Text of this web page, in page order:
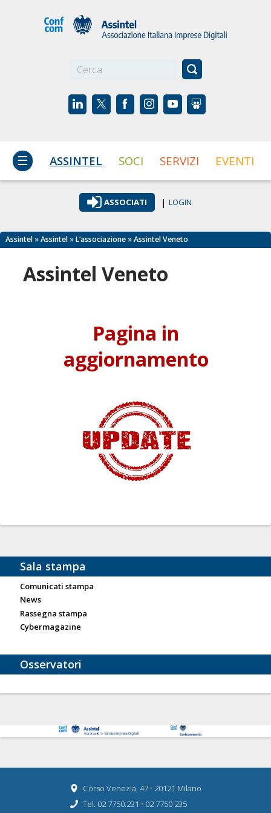
☰ ASSINTEL SOCI SERVIZI EVENTI
ASSOCIATI | LOGIN
Assintel »Assintel »L’associazione » Assintel Veneto
Assintel Veneto
Pagina in
aggiornamento
Sala stampa
Comunicati stampa
News
Rassegna stampa
Cybermagazine
Osservatori
Corso Venezia, 47 • 20121 Milano
Tel. 02 7750.231 • 02 7750 235